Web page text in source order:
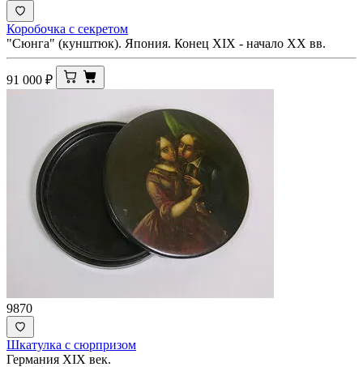
Коробочка с секретом
"Сюнга" (кунштюк). Япония. Конец XIX - начало XX вв.
91 000 ₽
9870
Шкатулка с сюрпризом
Германия XIX век.